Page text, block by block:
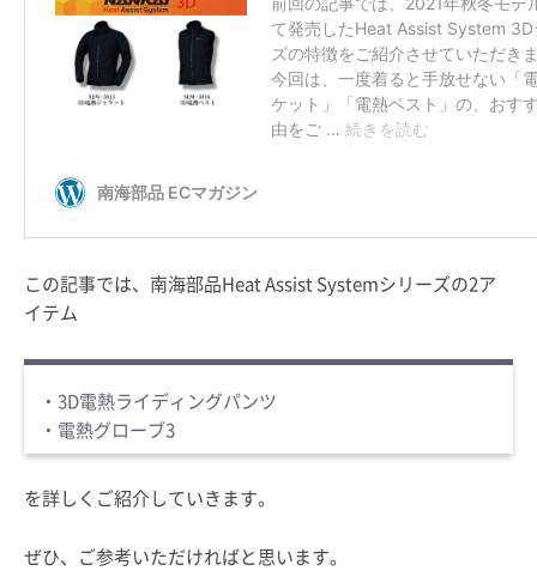
この記事では、南海部品Heat Assist Systemシリーズの2ア
イテム
・3D電熱ライディングパンツ
・電熱グローブ3
を詳しくご紹介していきます。
ぜひ、ご参考いただければと思います。